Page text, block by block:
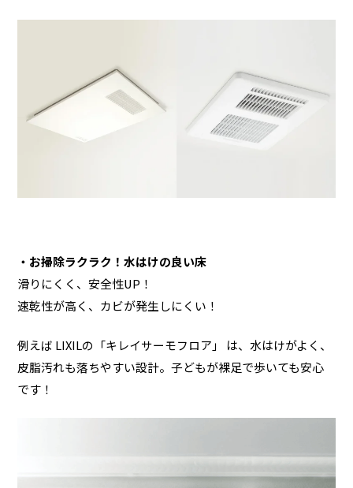
・お掃除ラクラク！水はけの良い床
滑りにくく、安全性UP！
速乾性が高く、カビが発生しにくい！
例えば LIXILの「キレイサーモフロア」 は、水はけがよく、
皮脂汚れも落ちやすい設計。子どもが裸足で歩いても安心
です！